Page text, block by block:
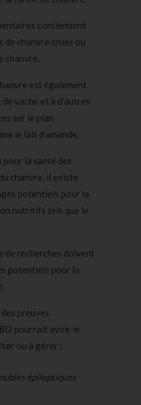
contiennent
de chanvre crues ou
chanvre.
est également
vache et à d’autres
sur le plan
le lait d’amande.
pour la santé des
chanvre, il existe
potentiels pour la
nutritifs tels que le
de recherches doivent
potentiels pour la
preuves
pourrait avoir le
ou à gérer :
épileptiques